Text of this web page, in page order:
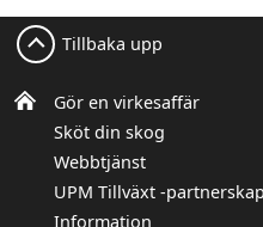
Gör en virkesaffär
Sköt din skog
Webbtjänst
UPM Tillväxt -partnerskap
Information
Tillbaka upp